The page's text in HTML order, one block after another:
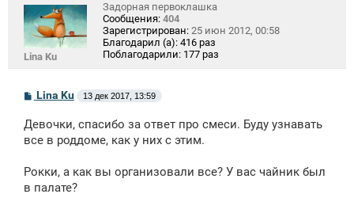
Lina Ku
Задорная первоклашка
Сообщения: 404
Зарегистрирован: 25 июн 2012, 00:58
Благодарил (а): 416 раз
Поблагодарили: 177 раз
С
б
щ
и
Lina Ku 13 дек 2017, 13:59
Девочки, спасибо за ответ про смеси. Буду узнавать
все в роддоме, как у них с этим.
Рокки, а как вы организовали все? У вас чайник был
в палате?